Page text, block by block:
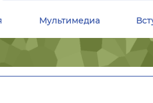
Мультимедиа